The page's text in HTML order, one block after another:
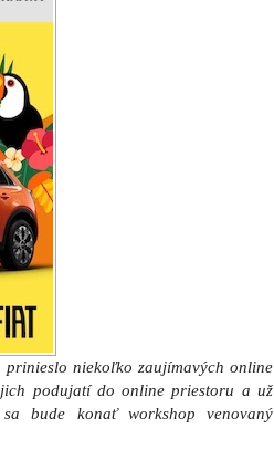
niekoľko zaujímavých online
podujatí do online priestoru a už
bude konať workshop venovaný